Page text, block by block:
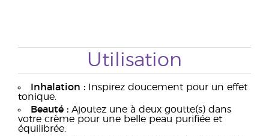
Utilisation
Inhalation : Inspirez doucement pour un effet
tonique.
Beauté : Ajoutez une à deux goutte(s) dans
votre crème pour une belle peau purifiée et
équilibrée.